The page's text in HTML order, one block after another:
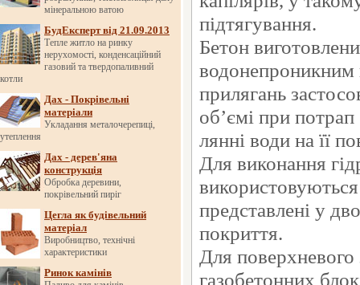
мінеральною ватою
БудЕксперт від 21.09.2013
Тепле житло на ринку
нерухомості, конденсаційний
газовий та твердопаливний
котли
Дах - Покрівельні
матеріали
Укладання металочерепиці,
утеплення
Дах - дерев'яна
конструкція
Обробка деревини,
покрівельний пиріг
Цегла як будівельний
матеріал
Виробництво, технічні
характеристики
Ринок камінів
підтягування.
Бетон
водонепроникним
прилягань
об’ємі при потрап
лянні води на її
Для виконання
використовуються
представлені у
покриття.
Для поверхневого
газобетонних